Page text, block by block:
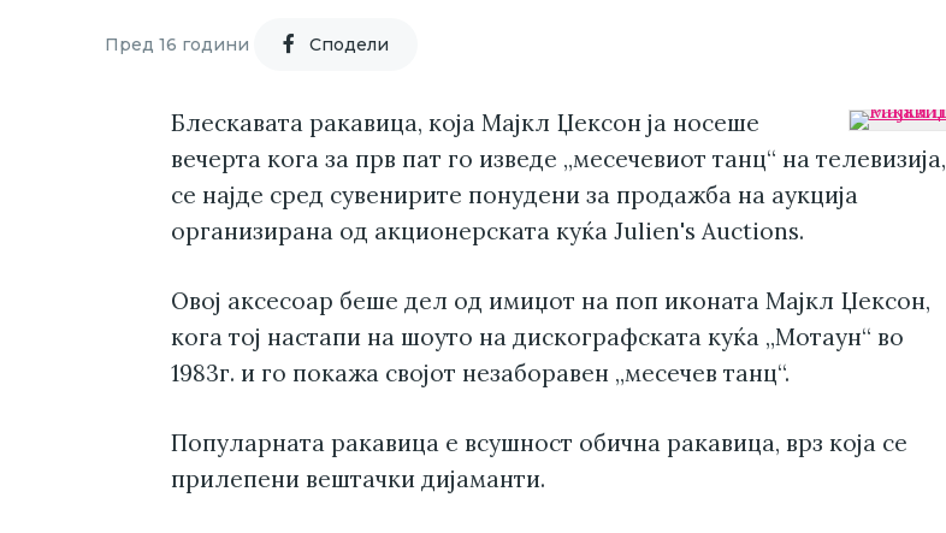
Пред 16 години Cподели
Блескавата ракавица, која Мајкл Џексон ја носеше
вечерта кога за прв пат го изведе „месечевиот танц“ на телевизија,
се најде сред сувенирите понудени за продажба на аукција
организирана од акционерската куќа Julien's Auctions.
Овој аксесоар беше дел од имиџот на поп иконата Мајкл Џексон,
кога тој настапи на шоуто на дискографската куќа „Мотаун“ во
1983г. и го покажа својот незаборавен „месечев танц“.
Популарната ракавица е всушност обична ракавица, врз која се
прилепени вештачки дијаманти.